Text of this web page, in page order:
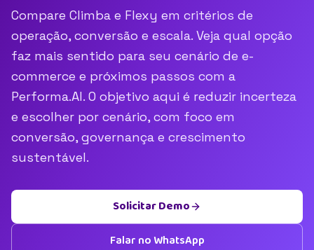
Compare Climba e Flexy em critérios de
operação, conversão e escala. Veja qual opção
faz mais sentido para seu cenário de e-
commerce e próximos passos com a
Performa.AI. O objetivo aqui é reduzir incerteza
e escolher por cenário, com foco em
conversão, governança e crescimento
sustentável.
Solicitar Demo
Falar no WhatsApp